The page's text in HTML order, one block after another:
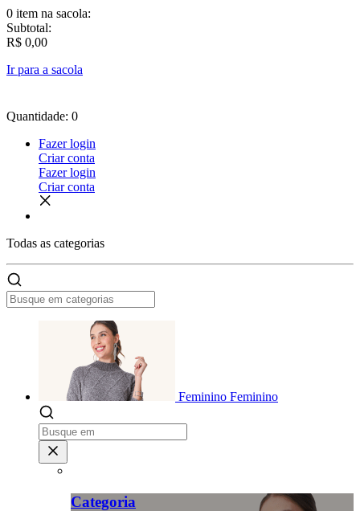
0 item na sacola:
Subtotal:
R$ 0,00
Ir para a sacola
Quantidade: 0
Fazer login
Criar conta
Fazer login
Criar conta
Todas as categorias
Feminino Feminino
Categoria